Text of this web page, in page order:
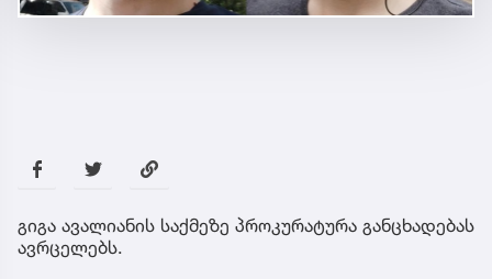
გიგა ავალიანის საქმეზე პროკურატურა განცხადებას
ავრცელებს.